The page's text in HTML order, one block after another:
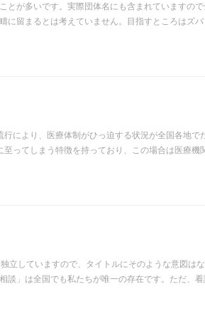
とが多いです。実際団体名にも含まれていますの
に留まるとは考えていません。目指すところはズ
により、医療体制がひっ迫する状況が全国各地で
ってしまう特徴を持っており、この場合は医療機
立していますので、タイトルにそのような意図は
談」は全国でも私たちが唯一の存在です。ただ、